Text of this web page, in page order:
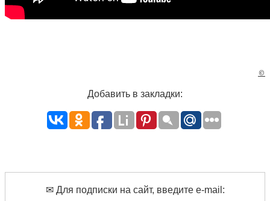
©
Добавить в закладки:
✉ Для подписки на сайт, введите e-mail: